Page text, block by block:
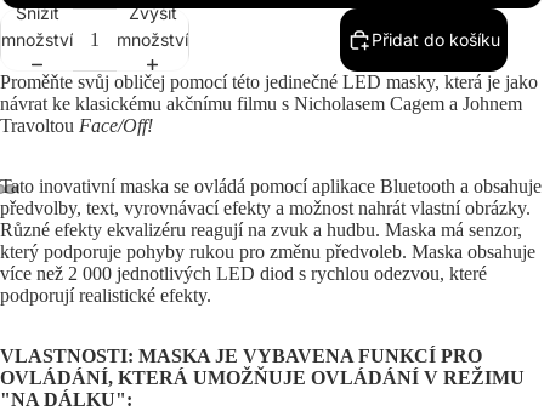
Snížit
množství
Zvýšit
množství
Přidat do košíku
Proměňte svůj obličej pomocí této jedinečné LED masky, která je jako
návrat ke klasickému akčnímu filmu s Nicholasem Cagem a Johnem
Travoltou Face/Off!
Tato inovativní maska se ovládá pomocí aplikace Bluetooth a obsahuje
předvolby, text, vyrovnávací efekty a možnost nahrát vlastní obrázky.
Různé efekty ekvalizéru reagují na zvuk a hudbu. Maska má senzor,
který podporuje pohyby rukou pro změnu předvoleb. Maska obsahuje
více než 2 000 jednotlivých LED diod s rychlou odezvou, které
podporují realistické efekty.
VLASTNOSTI: MASKA JE VYBAVENA FUNKCÍ PRO
OVLÁDÁNÍ, KTERÁ UMOŽŇUJE OVLÁDÁNÍ V REŽIMU
"NA DÁLKU":